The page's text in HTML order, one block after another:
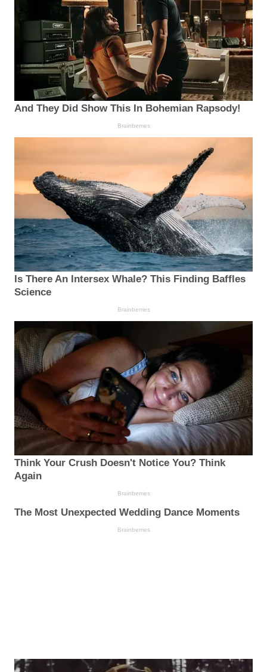
And They Did Show This In Bohemian Rapsody!
Brainberries
Is There An Intersex Whale? This Finding Baffles
Science
Brainberries
Think Your Crush Doesn't Notice You? Think
Again
Brainberries
The Most Unexpected Wedding Dance Moments
Brainberries